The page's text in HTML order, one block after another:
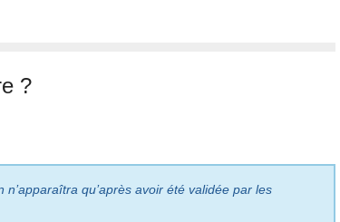
?
qu’après avoir été validée par les